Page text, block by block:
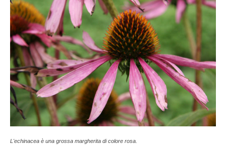
L'echinacea è una grossa margherita di colore rosa.